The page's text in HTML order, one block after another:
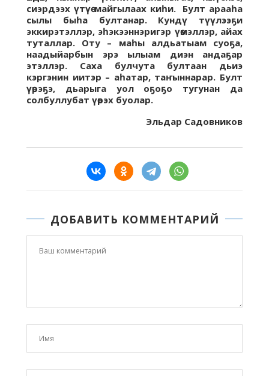
сиэрдээх үтүө майгылаах киһи. Булт арааһа
сылы быһа бултанар. Кундү түүлээҕи
эккирэтэллэр, эһэкээннэригэр үөмэллэр, айах
туталлар. Оту – маһы алдьатыам суоҕа,
наадыйарбын эрэ ылыам диэн андаҕар
этэллэр. Саха булчута бултаан дьиэ
кэргэнин иитэр – аһатар, таҥыннарар. Булт
үөрэҕэ, дьарыга уол оҕоҕо тугунан да
солбуллубат үөрэх буолар.
Эльдар Садовников
ДОБАВИТЬ КОММЕНТАРИЙ